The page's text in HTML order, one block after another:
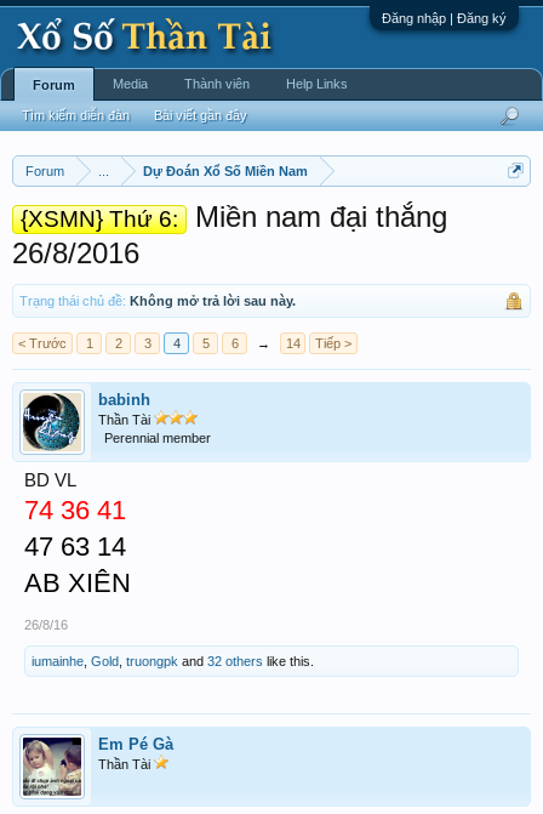
Đăng nhập | Đăng ký
Forum Dự Đoán Xổ Số Miền Nam
{XSMN} Thứ 6:
Miền nam đại thắng
26/8/2016
Trạng thái chủ đề: Không mở trả lời sau này.
< Trước 1 2 3 4 5 6 → 14 Tiếp >
babinh
Thần Tài
Perennial member
BD VL
74 36 41
47 63 14
AB XIÊN
26/8/16
iumainhe Gold truongpk and 32 others like this.
Em Pé Gà
Thần Tài
Forum
Tìm kiếm diễn đàn Bài viết gần đây
Media Thành viên Help Links